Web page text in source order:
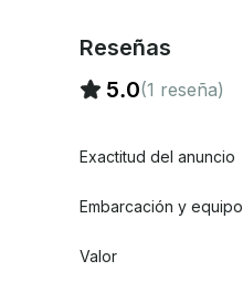
Reseñas
5.0(1 reseña)
Exactitud del anuncio
Embarcación y equipo
Valor